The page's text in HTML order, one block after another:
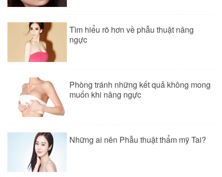
Tìm hiểu rõ hơn về phẫu thuật nâng
ngực
Phòng tránh những kết quả không mong
muốn khi nâng ngực
Những ai nên Phẫu thuật thẩm mỹ Tai?